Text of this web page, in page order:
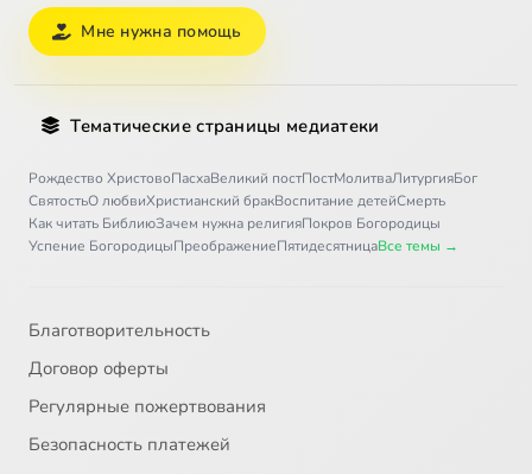
Мне нужна помощь
Тематические страницы медиатеки
Рождество ХристовоПасхаВеликий постПостМолитваЛитургияБог
СвятостьО любвиХристианский бракВоспитание детейСмерть
Как читать БиблиюЗачем нужна религияПокров Богородицы
Успение БогородицыПреображениеПятидесятницаВсе темы →
Благотворительность
Договор оферты
Регулярные пожертвования
Безопасность платежей